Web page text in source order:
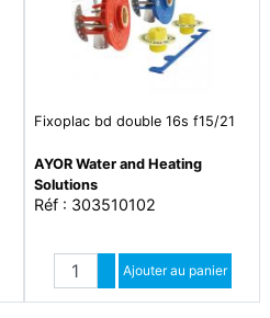
Fixoplac bd double 16s f15/21
AYOR Water and Heating
Solutions
Réf : 303510102
Quantité
Augmenter quantité
Diminuer quantité
Ajouter au panier